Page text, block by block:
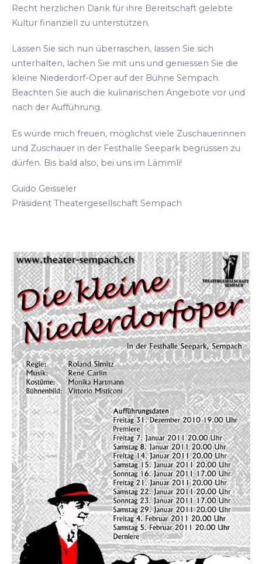
Recht herzlichen Dank für ihre Bereitschaft gelebte
Kultur finanziell zu unterstützen.
Lassen Sie sich nun überraschen, lassen Sie sich
unterhalten, lachen Sie mit uns und geniessen Sie die
kleine Niederdorf-Oper auf der Bühne Sempach.
Beachten Sie auch die kulinarischen Angebote vor und
nach der Aufführung.
Es würde mich freuen, möglichst viele Zuschauerinnen
und Zuschauer in der Festhalle Seepark begrüssen zu
dürfen. Bis bald also, bei uns im Lämmli!
Guido Geisseler
Präsident Theatergesellschaft Sempach